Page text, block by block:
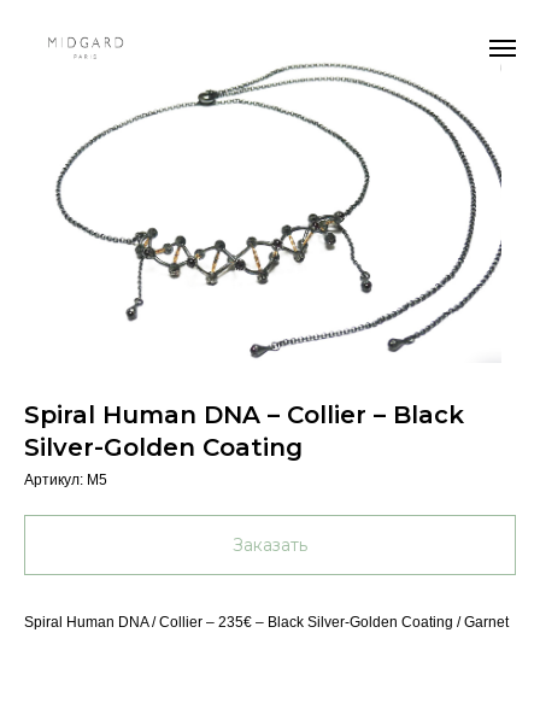
Spiral Human DNA – Collier – Black
Silver-Golden Coating
Артикул: M5
Заказать
Spiral Human DNA / Collier – 235€ – Black Silver-Golden Coating / Garnet